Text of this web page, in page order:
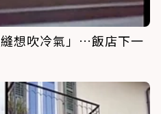
想吹冷氣」…飯店下一